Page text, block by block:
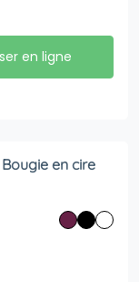
en ligne
Bougie en cire